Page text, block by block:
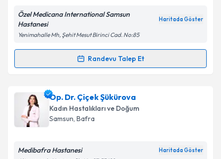
Kişisel verilerimin işlenmesine ilişkinAydınlatma
'ni okudum ve kişisel verilerimin belirtilen
kapsamda işlenmesini kabul ediyorum.
Takvim Talebini Gönder
Özel Medicana International Samsun
Hastanesi
Haritada Göster
Yenimahalle Mh, Şehit Mesut Birinci Cad. No:85
Randevu Talep Et
Randevu Takvimi Talebi
Op. Dr. Birsen Bilge için randevu takvimi talebi
oluşturun. Size bu uzmandan randevu almanız için bir
takvim hazırlandığında e-posta ile bilgilendireceğiz.
Op. Dr. Çiçek Şükürova
Kadın Hastalıkları ve Doğum
Samsun, Bafra
Medibafra Hastanesi Haritada Göster